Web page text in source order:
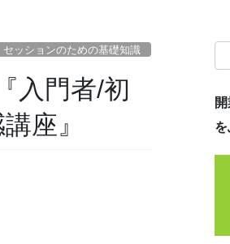
セッションのための基礎知識
入門者/初
座』
を